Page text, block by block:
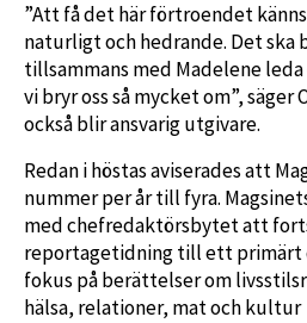
”Att få det här förtroendet
naturligt och hedrande. Det
tillsammans med Madelene
vi bryr oss så mycket om”, säger
också blir ansvarig utgivare.
Redan i höstas aviserades att
nummer per år till fyra.
med chefredaktörsbytet att
reportagetidning till ett primärt
fokus på berättelser om
hälsa, relationer, mat och kultur